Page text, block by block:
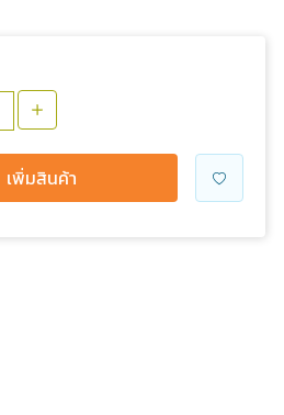
เพิ่มสินค้า